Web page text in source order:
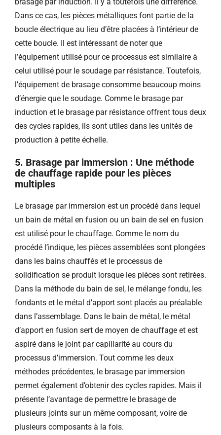
brasage par induction. Il y a toutefois une différence.
Dans ce cas, les pièces métalliques font partie de la
boucle électrique au lieu d’être placées à l’intérieur de
cette boucle. Il est intéressant de noter que
l’équipement utilisé pour ce processus est similaire à
celui utilisé pour le soudage par résistance. Toutefois,
l’équipement de brasage consomme beaucoup moins
d’énergie que le soudage. Comme le brasage par
induction et le brasage par résistance offrent tous deux
des cycles rapides, ils sont utiles dans les unités de
production à petite échelle.
5. Brasage par immersion : Une méthode
de chauffage rapide pour les pièces
multiples
Le brasage par immersion est un procédé dans lequel
un bain de métal en fusion ou un bain de sel en fusion
est utilisé pour le chauffage. Comme le nom du
procédé l’indique, les pièces assemblées sont plongées
dans les bains chauffés et le processus de
solidification se produit lorsque les pièces sont retirées.
Dans la méthode du bain de sel, le mélange fondu, les
fondants et le métal d’apport sont placés au préalable
dans l’assemblage. Dans le bain de métal, le métal
d’apport en fusion sert de moyen de chauffage et est
aspiré dans le joint par capillarité au cours du
processus d’immersion. Tout comme les deux
méthodes précédentes, le brasage par immersion
permet également d’obtenir des cycles rapides. Mais il
présente l’avantage de permettre le brasage de
plusieurs joints sur un même composant, voire de
plusieurs composants à la fois.